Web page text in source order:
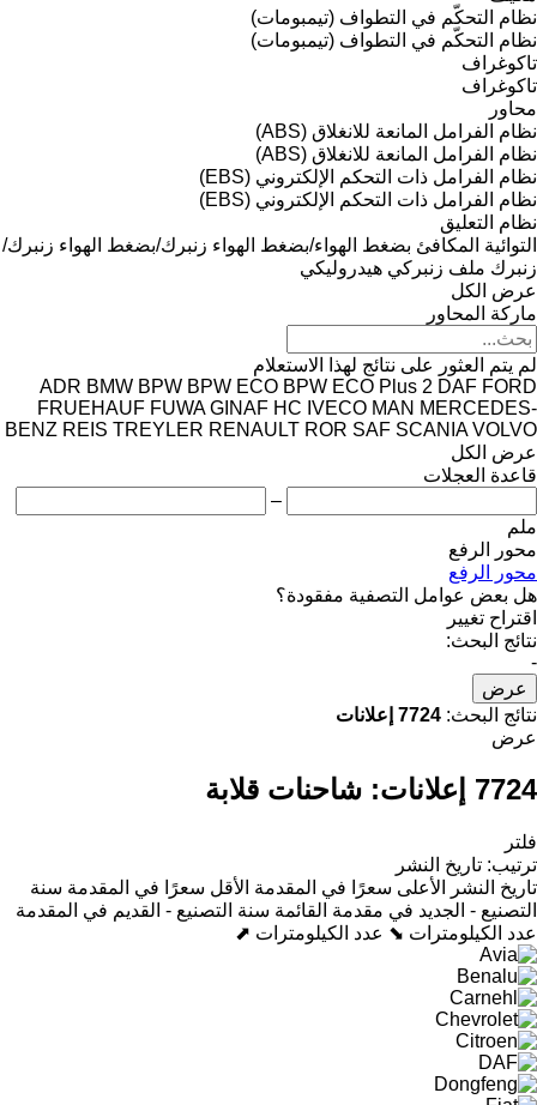
نظام التحكّم في التطواف (تيمبومات)
نظام التحكّم في التطواف (تيمبومات)
تاكوغراف
تاكوغراف
محاور
نظام الفرامل المانعة للانغلاق (ABS)
نظام الفرامل المانعة للانغلاق (ABS)
نظام الفرامل ذات التحكم الإلكتروني (EBS)
نظام الفرامل ذات التحكم الإلكتروني (EBS)
نظام التعليق
التوائية المكافئ بضغط الهواء/بضغط الهواء زنبرك/بضغط الهواء زنبرك/
زنبرك ملف زنبركي هيدروليكي
عرض الكل
ماركة المحاور
لم يتم العثور على نتائج لهذا الاستعلام
ADR BMW BPW BPW ECO BPW ECO Plus 2 DAF FORD
FRUEHAUF FUWA GINAF HC IVECO MAN MERCEDES-
BENZ REIS TREYLER RENAULT ROR SAF SCANIA VOLVO
عرض الكل
قاعدة العجلات
–
ملم
محور الرفع
محور الرفع
هل بعض عوامل التصفية مفقودة؟
اقتراح تغيير
نتائج البحث:
-
عرض
نتائج البحث: 7724 إعلانات
عرض
7724 إعلانات: شاحنات قلابة
فلتر
ترتيب: تاريخ النشر
تاريخ النشر
الأعلى سعرًا في المقدمة الأقل سعرًا في المقدمة سنة
التصنيع - الجديد في مقدمة القائمة سنة التصنيع - القديم في المقدمة
عدد الكيلومترات ⬊ عدد الكيلومترات ⬈